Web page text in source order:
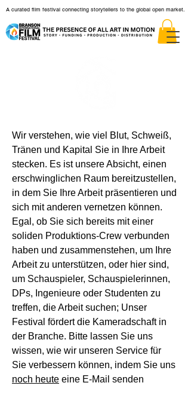
A curated film festival connecting storytellers to the global open market.
Wir verstehen, wie viel Blut, Schweiß,
Tränen und Kapital Sie in Ihre Arbeit
stecken. Es ist unsere Absicht, einen
erschwinglichen Raum bereitzustellen,
in dem Sie Ihre Arbeit präsentieren und
sich mit anderen vernetzen können.
Egal, ob Sie sich bereits mit einer
soliden Produktions-Crew verbunden
haben und zusammenstehen, um Ihre
Arbeit zu unterstützen, oder hier sind,
um Schauspieler, Schauspielerinnen,
DPs, Ingenieure oder Studenten zu
treffen, die Arbeit suchen; Unser
Festival fördert die Kameradschaft in
der Branche. Bitte lassen Sie uns
wissen, wie wir unseren Service für
Sie verbessern können, indem Sie uns
noch heute eine E-Mail senden